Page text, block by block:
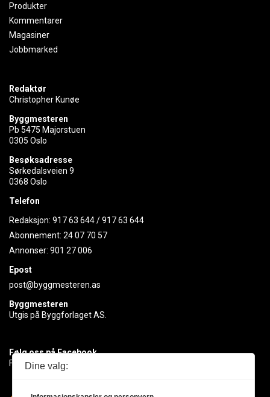
Produkter
Kommentarer
Magasiner
Jobbmarked
Redaktør
Christopher Kunøe
Byggmesteren
Pb 5475 Majorstuen
0305 Oslo
Besøksadresse
Sørkedalsveien 9
0368 Oslo
Telefon
Redaksjon: 917 63 644/917 63 644
Abonnement: 24 07 70 57
Annonser: 901 27 006
Epost
post@byggmesteren.as
Byggmesteren
Utgis på Byggforlaget AS.
Følg oss på Facebook
Få med deg det siste innen byggebransjen
Dine valg: